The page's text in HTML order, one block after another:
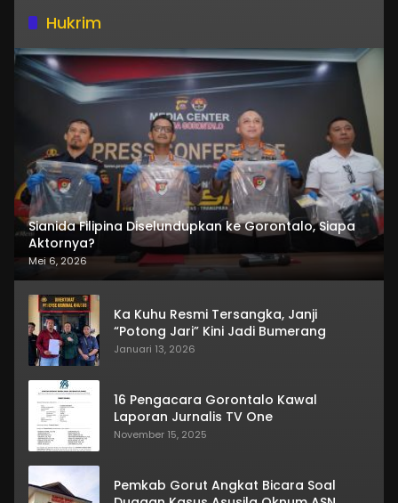
Hukrim
Sianida Filipina Diselundupkan ke Gorontalo, Siapa
Aktornya?
Mei 6, 2026
Ka Kuhu Resmi Tersangka, Janji
“Potong Jari” Kini Jadi Bumerang
Januari 13, 2026
16 Pengacara Gorontalo Kawal
Laporan Jurnalis TV One
November 15, 2025
Pemkab Gorut Angkat Bicara Soal